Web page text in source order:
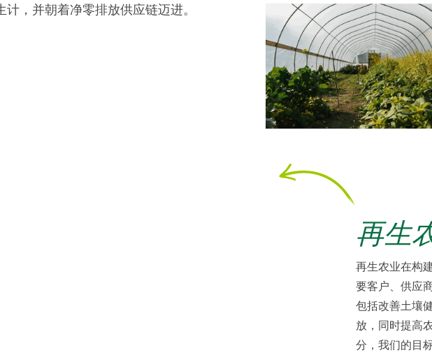
，并朝着净零排放供应链迈进。
再生
再生农业在构
要客户、供应
包括改善土壤
放，同时提高
分，我们的目